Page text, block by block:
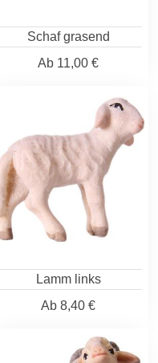
Schaf grasend
Ab 11,00 €
Lamm links
Ab 8,40 €